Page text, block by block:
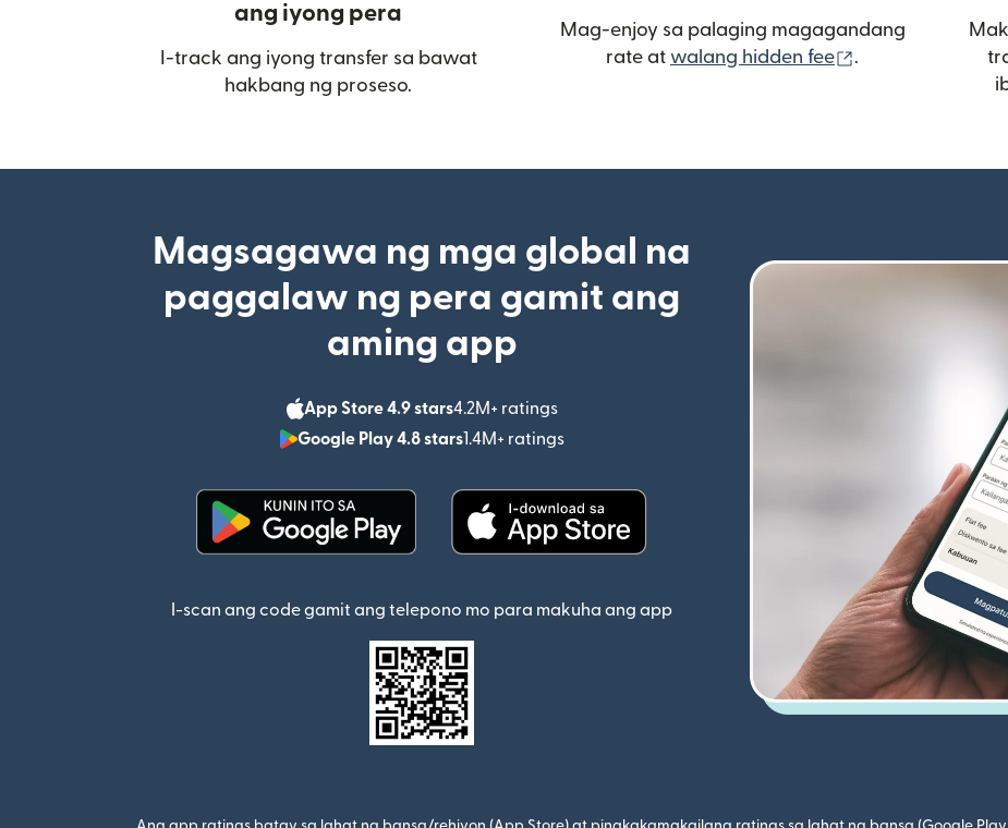
ang iyong pera
I-track ang iyong transfer sa bawat
hakbang ng proseso.
Mag-enjoy sa palaging magagandang
rate at walang hidden fee (bubukas sa
.
Magsagawa ng mga global na
paggalaw ng pera gamit ang
aming app
App Store 4.9 stars4.2M+ ratings
(bubukas sa bagong window)
Google Play 4.8 stars1.4M+ ratings
(bubukas sa bagong window)
I-scan ang code gamit ang telepono mo para makuha ang app